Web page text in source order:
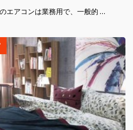
エアコンは業務用で、一般的 …